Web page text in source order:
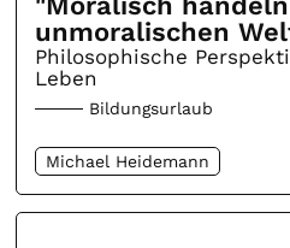
unmoralischen
Philosophische
Leben
Bildungsurlaub
Michael Heidemann